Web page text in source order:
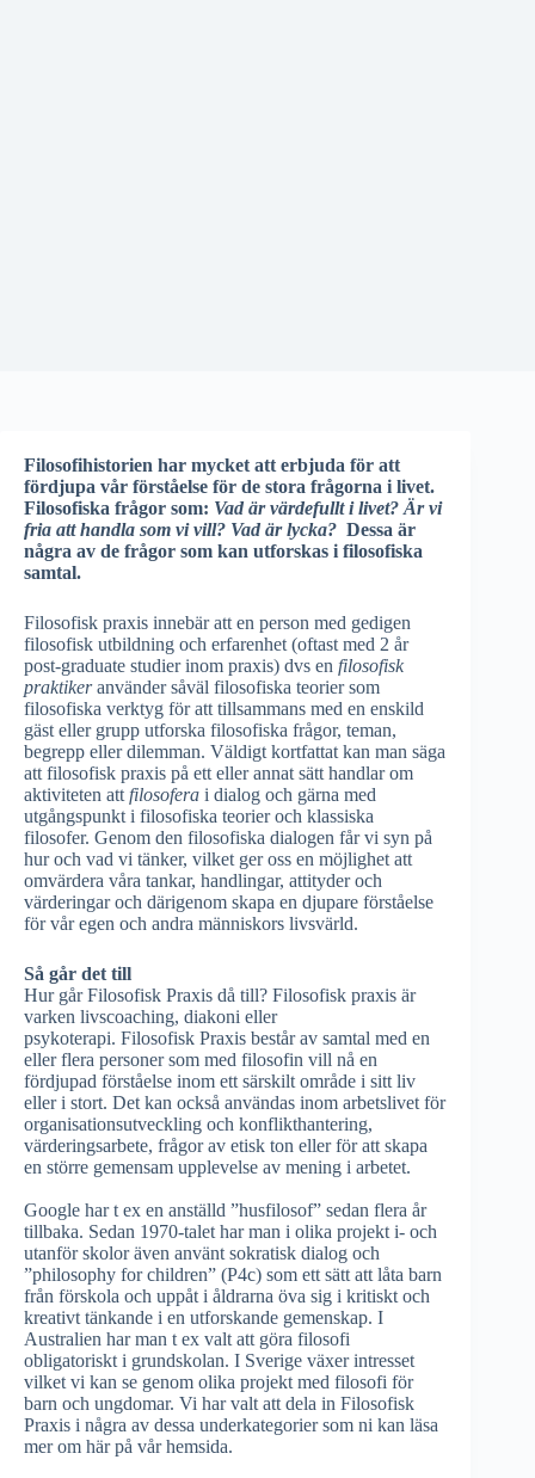
Filosofihistorien har mycket att erbjuda för att
fördjupa vår förståelse för de stora frågorna i livet.
Filosofiska frågor som: Vad är värdefullt i livet? Är vi
fria att handla som vi vill? Vad är lycka? Dessa är
några av de frågor som kan utforskas i filosofiska
samtal.
Filosofisk praxis innebär att en person med gedigen
filosofisk utbildning och erfarenhet (oftast med 2 år
post-graduate studier inom praxis) dvs en filosofisk
praktikeranvänder såväl filosofiska teorier som
filosofiska verktyg för att tillsammans med en enskild
gäst eller grupp utforska filosofiska frågor, teman,
begrepp eller dilemman. Väldigt kortfattat kan man säga
att filosofisk praxis på ett eller annat sätt handlar om
aktiviteten att filosofera i dialog och gärna med
utgångspunkt i filosofiska teorier och klassiska
filosofer. Genom den filosofiska dialogen får vi syn på
hur och vad vi tänker, vilket ger oss en möjlighet att
omvärdera våra tankar, handlingar, attityder och
värderingar och därigenom skapa en djupare förståelse
för vår egen och andra människors livsvärld.
Så går det till
Hur går Filosofisk Praxis då till? Filosofisk praxis är
varken livscoaching, diakoni eller
psykoterapi. Filosofisk Praxis består av samtal med en
eller flera personer som med filosofin vill nå en
fördjupad förståelse inom ett särskilt område i sitt liv
eller i stort. Det kan också användas inom arbetslivet för
organisationsutveckling och konflikthantering,
värderingsarbete, frågor av etisk ton eller för att skapa
en större gemensam upplevelse av mening i arbetet.
Google har t ex en anställd ”husfilosof” sedan flera år
tillbaka. Sedan 1970-talet har man i olika projekt i- och
utanför skolor även använt sokratisk dialog och
”philosophy for children” (P4c) som ett sätt att låta barn
från förskola och uppåt i åldrarna öva sig i kritiskt och
kreativt tänkande i en utforskande gemenskap. I
Australien har man t ex valt att göra filosofi
obligatoriskt i grundskolan. I Sverige växer intresset
vilket vi kan se genom olika projekt med filosofi för
barn och ungdomar. Vi har valt att dela in Filosofisk
Praxis i några av dessa underkategorier som ni kan läsa
mer om här på vår hemsida.